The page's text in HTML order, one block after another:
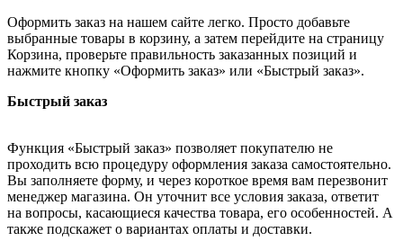
Оформить заказ на нашем сайте легко. Просто добавьте
выбранные товары в корзину, а затем перейдите на страницу
Корзина, проверьте правильность заказанных позиций и
нажмите кнопку «Оформить заказ» или «Быстрый заказ».
Быстрый заказ
Функция «Быстрый заказ» позволяет покупателю не
проходить всю процедуру оформления заказа самостоятельно.
Вы заполняете форму, и через короткое время вам перезвонит
менеджер магазина. Он уточнит все условия заказа, ответит
на вопросы, касающиеся качества товара, его особенностей. А
также подскажет о вариантах оплаты и доставки.